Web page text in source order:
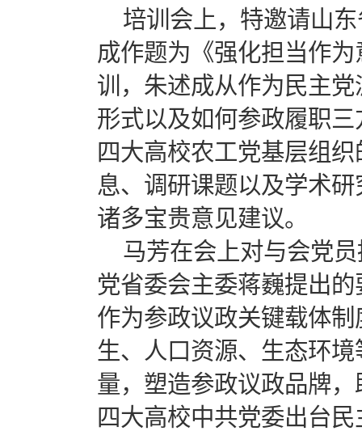
培训会上，特邀请山
成作题为《强化担当作
训，朱述成从作为民主
形式以及如何参政履职
四大高校农工党基层组
息、调研课题以及学术
诸多宝贵意见建议。
马芳在会上对与会党
党省委会主委蒋巍提出的
作为参政议政关键载体
生、人口资源、生态环
量，塑造参政议政品牌
四大高校中共党委出台